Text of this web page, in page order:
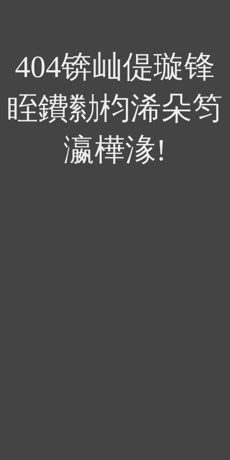
404锛屾偍璇锋
眰鐨勬枃浠朵笉
瀛樺湪!